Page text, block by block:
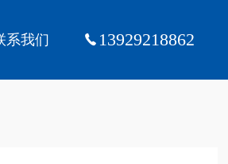
系我们 13929218862